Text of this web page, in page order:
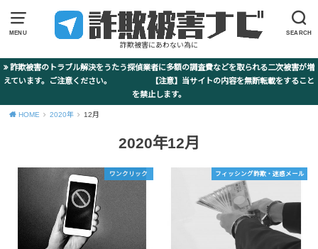
MENU SEARCH
詐欺被害にあわない為に
詐欺被害のトラブル解決をうたう探偵業者に多額の調査費などを取られる二次被害が増
えています。ご注意ください。 【注意】当サイトの内容を無断転載をすること
を禁止します。
HOME 2020年 12月
2020年12月
ワンクリック フィッシング詐欺・迷惑メール